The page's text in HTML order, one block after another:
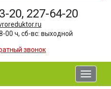
20, 227-64-20
00 ч, сб-вс: выходной
звонок
Toggle